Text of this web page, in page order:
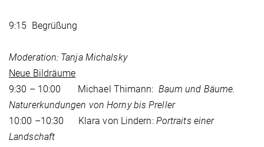
9:15 Begrüßung
Moderation: Tanja Michalsky
Neue Bildräume
9:30 – 10:00 Michael Thimann: Baum und Bäume.
Naturerkundungen von Horny bis Preller
10:00 –10:30 Klara von Lindern: Portraits einer
Landschaft